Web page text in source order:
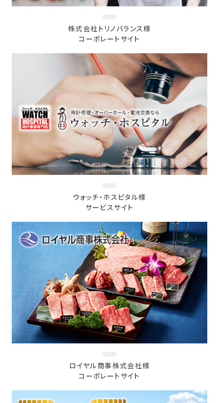
株式会社トリノバランス様
コーポレートサイト
ウォッチ・ホスピタル様
サービスサイト
ロイヤル商事株式会社様
コーポレートサイト